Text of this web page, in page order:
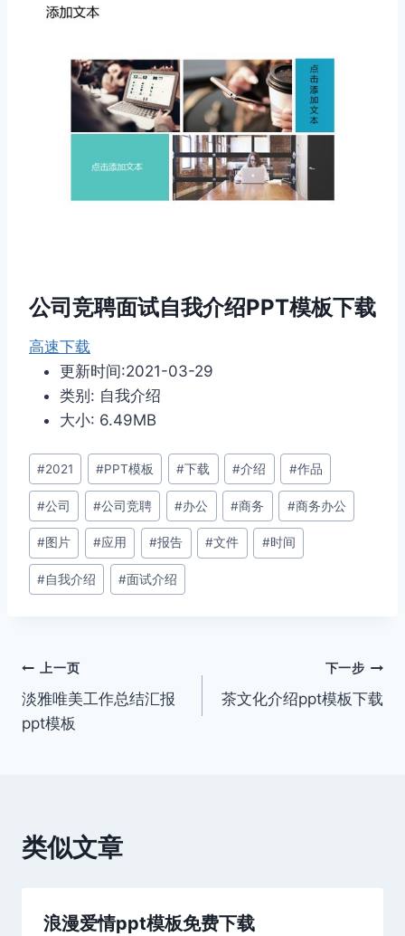
公司竞聘面试自我介绍PPT模板下载
高速下载
更新时间:2021-03-29
类别: 自我介绍
大小: 6.49MB
文
章
标
签：
#2021 #PPT模板 #下载 #介绍 #作品
#公司 #公司竞聘 #办公 #商务 #商务办公
#图片 #应用 #报告 #文件 #时间
#自我介绍 #面试介绍
文
章
上一页
淡雅唯美工作总结汇报
ppt模板
下一步
茶文化介绍ppt模板下载
类似文章
浪漫爱情ppt模板免费下载